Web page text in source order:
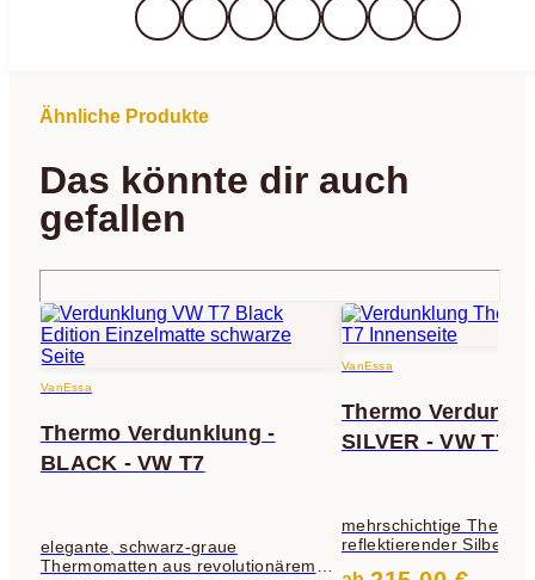
Ähnliche Produkte
Das könnte dir auch
gefallen
VanEssa
Thermo Verdunklung -
BLACK - VW T7
elegante, schwarz-graue
Thermomatten aus revolutionärem
VanEssa
Thermo
SILVER - VW T7
mehrschichtige
reflektierender